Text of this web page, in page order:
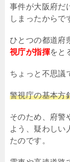
事件が大阪府だ
しまったからで
ひとつの都道府
視庁が指揮をと
ちょっと不思議
警視庁の基本方
そのため、府警
よう、疑わしい
たのです。